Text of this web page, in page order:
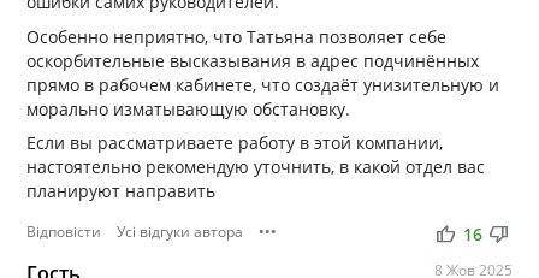
Особенно неприятно, что Татьяна позволяет себе
оскорбительные высказывания в адрес подчинённых
прямо в рабочем кабинете, что создаёт унизительную и
морально изматывающую обстановку.
Если вы рассматриваете работу в этой компании,
настоятельно рекомендую уточнить, в какой отдел вас
планируют направить
Відповісти Усі відгуки автора ••• thumb_up thumb_down
16
8 Жов 2025